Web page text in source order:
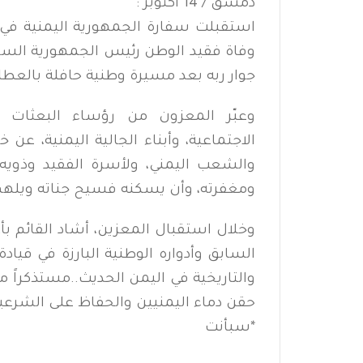
دمشق / 14 أكتوبر :
استقبلت سفارة الجمهورية اليمنية
وفاة فقيد الوطن رئيس الجمهورية
جوار ربه بعد مسيرة وطنية حافلة
وعبّر المعزون من رؤساء
الاجتماعية، وأبناء الجالية
والشعب اليمني، ولأسرة الفقيد
ومغفرته، وأن يسكنه فسيح جناته
وخلال استقبال المعزين، أشاد
السابق وأدواره الوطنية البارزة في
والتاريخية في اليمن
حقن دماء اليمنيين والحفاظ على
*سبأنت